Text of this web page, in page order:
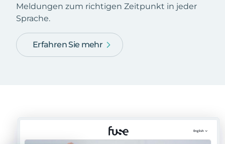
Meldungen zum richtigen Zeitpunkt in jeder
Sprache.
Erfahren Sie mehr